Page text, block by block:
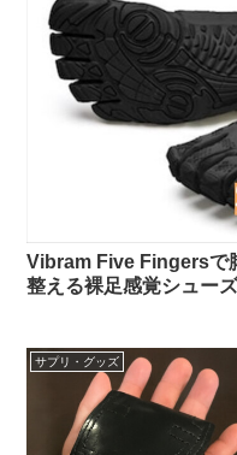
Vibram Five Fingersで
整える裸足感覚シュー
サプリ・グッズ